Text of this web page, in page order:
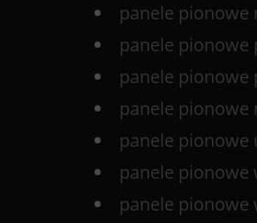
panele pionowe
panele pionowe
panele pionowe
panele pionowe
panele pionowe
panele pionowe
panele pionowe